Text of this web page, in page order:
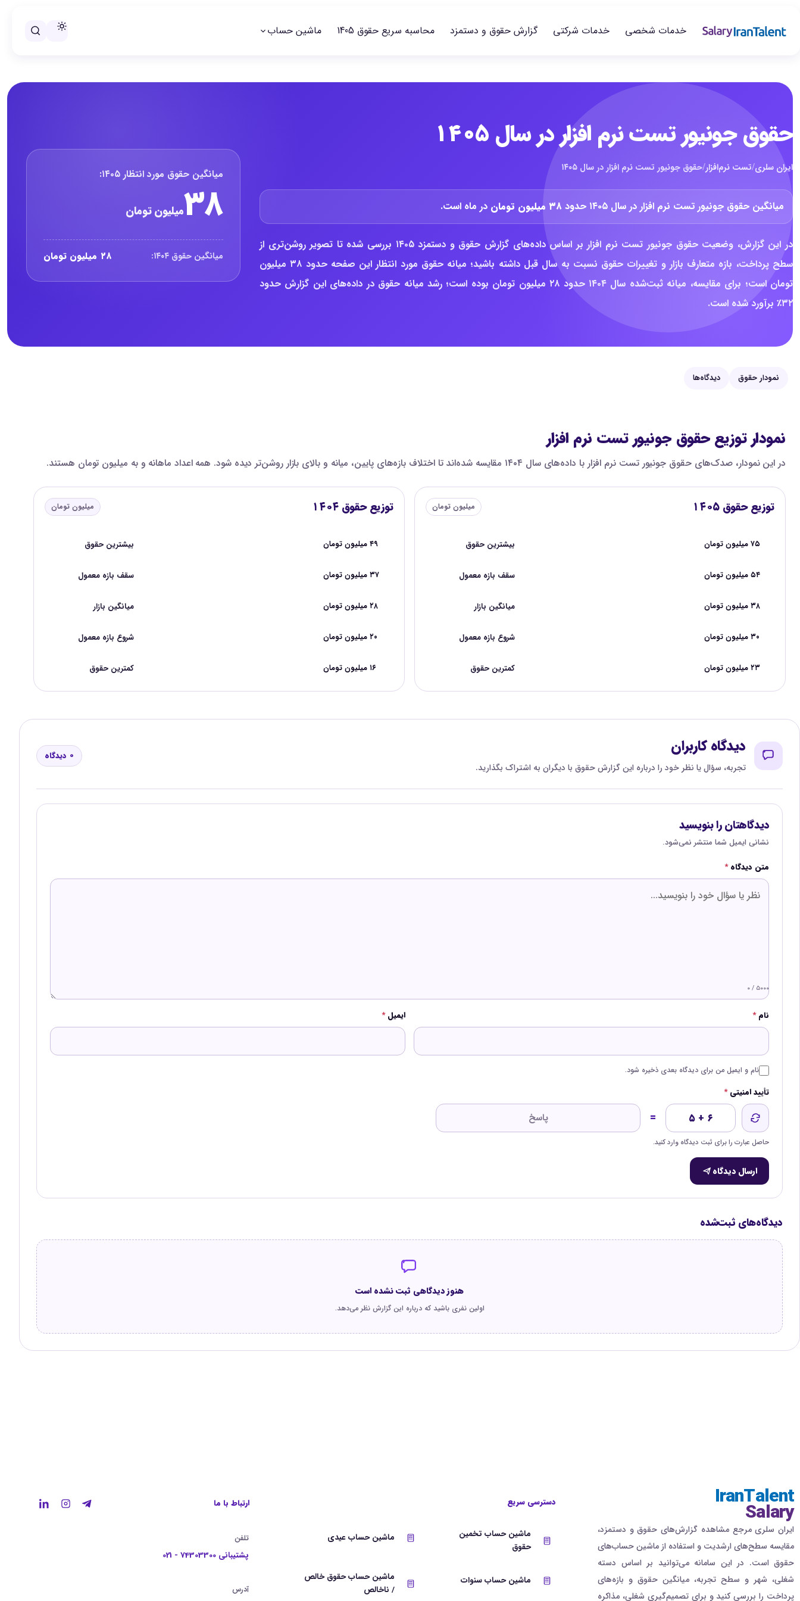
خدمات شخصی خدمات شرکتی گزارش حقوق و دستمزد محاسبه سریع حقوق 1405 ماشین حساب
حقوق جونیور تست نرم افزار در سال ۱۴۰۵
ایران سلری/تست نرم‌افزار/حقوق جونیور تست نرم افزار در سال ۱۴۰۵
میانگین حقوق جونیور تست نرم افزار در سال ۱۴۰۵ حدود ۳۸ میلیون تومان در ماه است.
در این گزارش، وضعیت حقوق جونیور تست نرم افزار بر اساس داده‌های گزارش حقوق و دستمزد ۱۴۰۵ بررسی شده تا تصویر روشن‌تری از
سطح پرداخت، بازه متعارف بازار و تغییرات حقوق نسبت به سال قبل داشته باشید؛ میانه حقوق مورد انتظار این صفحه حدود ۳۸ میلیون
تومان است؛ برای مقایسه، میانه ثبت‌شده سال ۱۴۰۴ حدود ۲۸ میلیون تومان بوده است؛ رشد میانه حقوق در داده‌های این گزارش حدود
۳۲٪ برآورد شده است.
خلاصه حقوق جونیور تست نرم
میانگین حقوق مورد انتظار ۱۴۰۵:
۳۸میلیون تومان
میانگین حقوق ۱۴۰۴: ۲۸ میلیون تومان
نمودار حقوق دیدگاه‌ها
نمودار توزیع حقوق جونیور تست نرم افزار
در این نمودار، صدک‌های حقوق جونیور تست نرم افزار با داده‌های سال ۱۴۰۴ مقایسه شده‌اند تا اختلاف بازه‌های پایین، میانه و بالای بازار روشن‌تر دیده شود. همه اعداد ماهانه و به میلیون تومان هستند.
توزیع حقوق ۱۴۰۵ میلیون تومان
بیشترین حقوق ۷۵ میلیون تومان
سقف بازه معمول ۵۴ میلیون تومان
میانگین بازار ۳۸ میلیون تومان
شروع بازه معمول ۳۰ میلیون تومان
کمترین حقوق ۲۳ میلیون تومان
توزیع حقوق ۱۴۰۴ میلیون تومان
بیشترین حقوق ۴۹ میلیون تومان
سقف بازه معمول ۳۷ میلیون تومان
میانگین بازار ۲۸ میلیون تومان
شروع بازه معمول ۲۰ میلیون تومان
کمترین حقوق ۱۶ میلیون تومان
دیدگاه کاربران
تجربه، سؤال یا نظر خود را درباره این گزارش حقوق با دیگران به اشتراک بگذارید.
0 دیدگاه
دیدگاهتان را بنویسید
نشانی ایمیل شما منتشر نمی‌شود.
متن دیدگاه*
۰ / ۵۰۰۰
نام* ایمیل*
نام و ایمیل من برای دیدگاه بعدی ذخیره شود.
تأیید امنیتی*
۵ + ۶ =
حاصل عبارت را برای ثبت دیدگاه وارد کنید.
ارسال دیدگاه
دیدگاه‌های ثبت‌شده
هنوز دیدگاهی ثبت نشده است
اولین نفری باشید که درباره این گزارش نظر می‌دهد.
IranTalent
Salary
ایران سلری مرجع مشاهده گزارش‌های حقوق و دستمزد،
مقایسه سطح‌های ارشدیت و استفاده از ماشین حساب‌های
حقوق است. در این سامانه می‌توانید بر اساس دسته
شغلی، شهر و سطح تجربه، میانگین حقوق و بازه‌های
پرداخت را بررسی کنید و برای تصمیم‌گیری شغلی، مذاکره
دسترسی سریع
ماشین حساب تخمین
حقوق
ماشین حساب عیدی
ماشین حساب سنوات
ماشین حساب حقوق خالص
/ ناخالص
ارتباط با ما
تلفن
پشتیبانی 74303300 - 021
آدرس